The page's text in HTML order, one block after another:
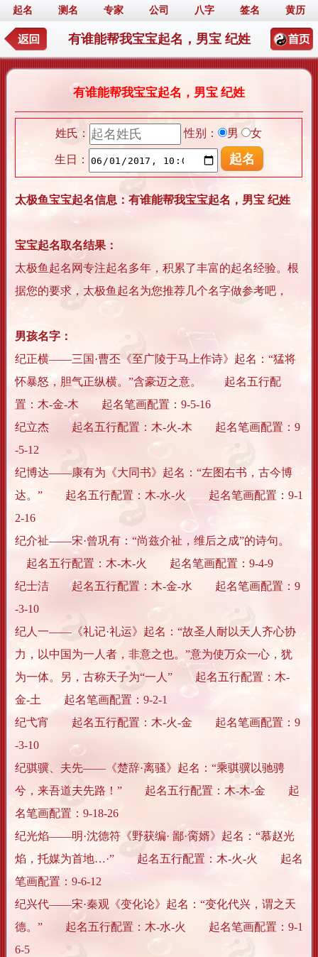
起名 测名 专家 公司 八字 签名 黄历
有谁能帮我宝宝起名，男宝 纪姓
有谁能帮我宝宝起名，男宝 纪姓
姓氏： 性别： 男 女
生日：
太极鱼宝宝起名信息：有谁能帮我宝宝起名，男宝 纪姓
宝宝起名取名结果：
太极鱼起名网专注起名多年，积累了丰富的起名经验。根
据您的要求，太极鱼起名为您推荐几个名字做参考吧，
男孩名字：
纪正横——三国·曹丕《至广陵于马上作诗》起名：“猛将
怀暴怒，胆气正纵横。”含豪迈之意。 起名五行配
置：木-金-木 起名笔画配置：9-5-16
纪立杰 起名五行配置：木-火-木 起名笔画配置：9
-5-12
纪博达——康有为《大同书》起名：“左图右书，古今博
达。” 起名五行配置：木-水-火 起名笔画配置：9-1
2-16
纪介祉——宋·曾巩有：“尚兹介祉，维后之成”的诗句。
起名五行配置：木-木-火 起名笔画配置：9-4-9
纪士洁 起名五行配置：木-金-水 起名笔画配置：9
-3-10
纪人一——《礼记·礼运》起名：“故圣人耐以天人齐心协
力，以中国为一人者，非意之也。”意为使万众一心，犹
为一体。另，古称天子为“一人” 起名五行配置：木-
金-土 起名笔画配置：9-2-1
纪弋宵 起名五行配置：木-火-金 起名笔画配置：9
-3-10
纪骐骥、夫先——《楚辞·离骚》起名：“乘骐骥以驰骋
兮，来吾道夫先路！” 起名五行配置：木-木-金 起
名笔画配置：9-18-26
纪光焰——明·沈德符《野获编· 鄙·脔婿》起名：“慕赵光
焰，托媒为首地…·” 起名五行配置：木-火-火 起名
笔画配置：9-6-12
纪兴代——宋·秦观《变化论》起名：“变化代兴，谓之天
德。” 起名五行配置：木-水-火 起名笔画配置：9-1
6-5